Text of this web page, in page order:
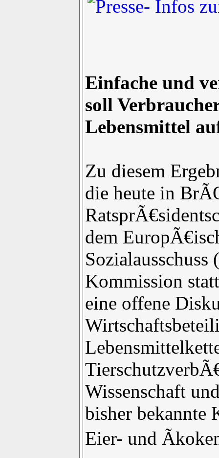
Einfache und
soll
Lebensmittel
Zu diesem
die heute in
dem
Kommission
eine offene
Wissenschaft
bisher
Eier- und